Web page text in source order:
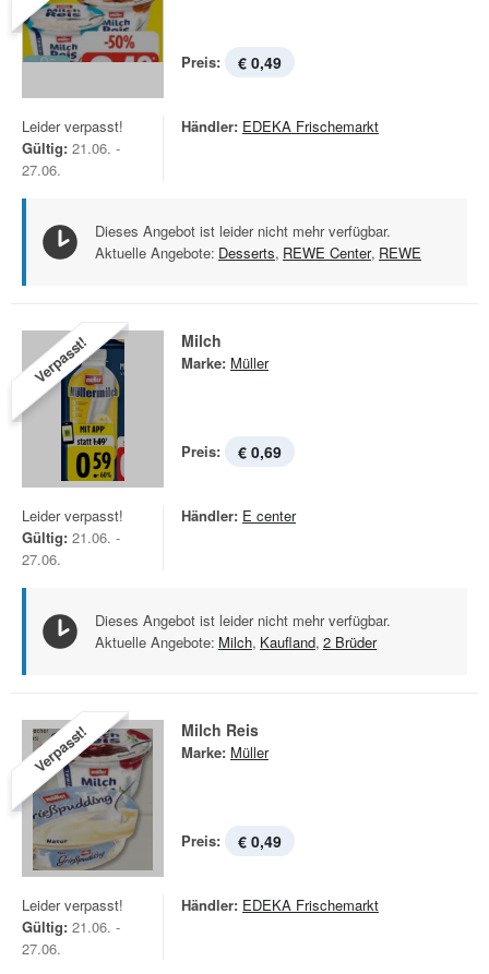
Preis: € 0,49
Leider verpasst!
Gültig: 21.06. -
27.06.
Händler: EDEKA Frischemarkt
Dieses Angebot ist leider nicht mehr verfügbar.
Aktuelle Angebote: Desserts, REWE Center, REWE
Verpasst! Milch
Marke: Müller
Preis: € 0,69
Leider verpasst!
Gültig: 21.06. -
27.06.
Händler: E center
Dieses Angebot ist leider nicht mehr verfügbar.
Aktuelle Angebote: Milch, Kaufland, 2 Brüder
Verpasst! Milch Reis
Marke: Müller
Preis: € 0,49
Leider verpasst!
Gültig: 21.06. -
27.06.
Händler: EDEKA Frischemarkt